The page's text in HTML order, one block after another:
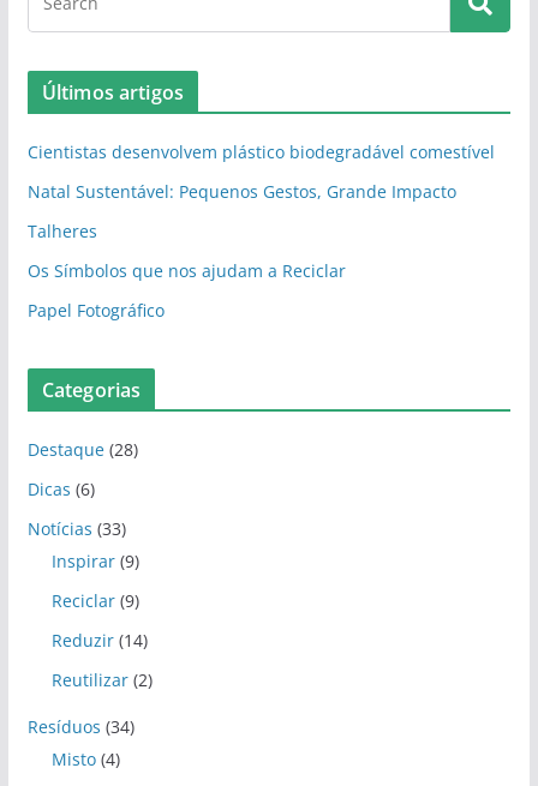
Últimos artigos
Cientistas desenvolvem plástico biodegradável comestível
Natal Sustentável: Pequenos Gestos, Grande Impacto
Talheres
Os Símbolos que nos ajudam a Reciclar
Papel Fotográfico
Categorias
Destaque(28)
Dicas (6)
Notícias (33)
Inspirar(9)
Reciclar(9)
Reduzir(14)
Reutilizar(2)
Resíduos (34)
Misto(4)